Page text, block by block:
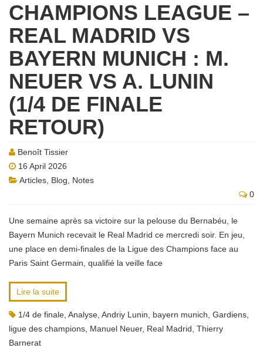
CHAMPIONS LEAGUE –
REAL MADRID VS
BAYERN MUNICH : M.
NEUER VS A. LUNIN
(1/4 DE FINALE
RETOUR)
Benoît Tissier
16 April 2026
Articles Blog
Notes
0
Une semaine après sa victoire sur la pelouse du Bernabéu, le
Bayern Munich recevait le Real Madrid ce mercredi soir. En jeu,
une place en demi-finales de la Ligue des Champions face au
Paris Saint Germain, qualifié la veille face
Lire la suite
1/4 de finale Analyse Andriy Lunin bayern munich Gardiens
ligue des champions Manuel Neuer, Real Madrid Thierry
Barnerat